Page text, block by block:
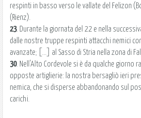
respinti in basso verso le vallate del Felizon
(Rienz).
23. Durante la giornata del 22 e nella
dalle nostre truppe respinti attacchi nemici
avanzate; [...] al Sasso di Stria nella zona di
30. Nell'Alto Cordevole si è da qualche giorno
opposte artiglierie: la nostra bersagliò ieri
nemica, che si disperse abbandonando sul
carichi.